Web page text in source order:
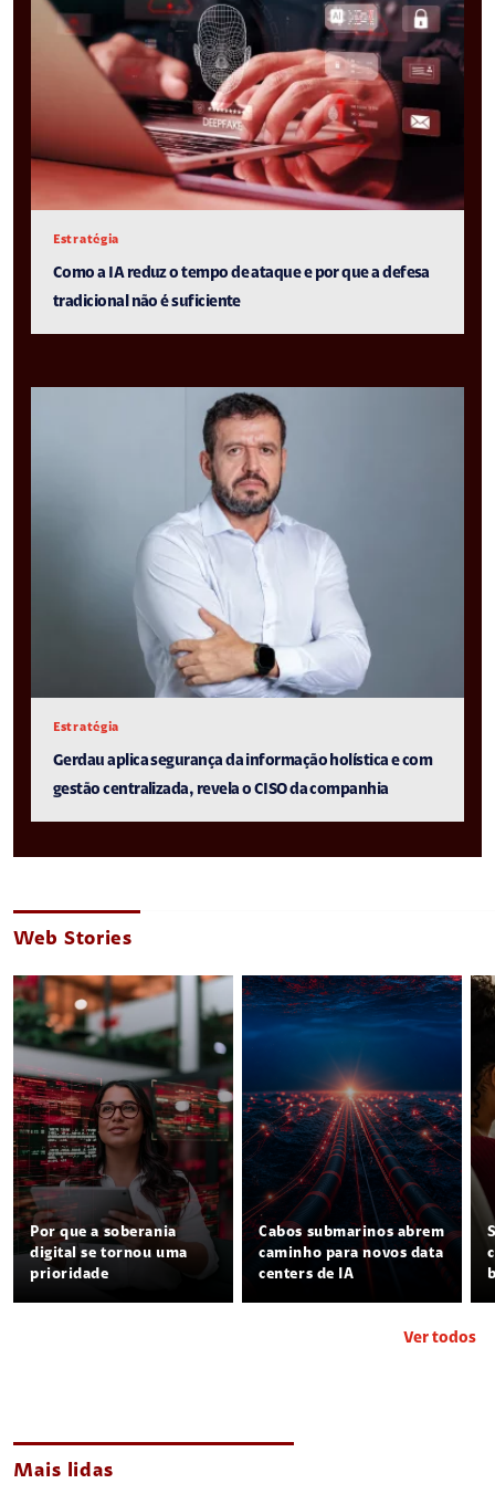
Estratégia
Como a IA reduz o tempo de ataque e por que a defesa
tradicional não é suficiente
Estratégia
Gerdau aplica segurança da informação holística e com
gestão centralizada, revela o CISO da companhia
Web Stories
Por que a soberania
digital se tornou uma
prioridade
Cabos submarinos abrem
caminho para novos data
centers de IA
Ver todos
Mais lidas